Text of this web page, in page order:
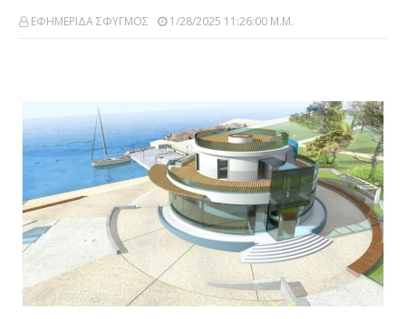
ΕΦΗΜΕΡΙΔΑ ΣΦΥΓΜΟΣ 1/28/2025 11:26:00 Μ.μ.